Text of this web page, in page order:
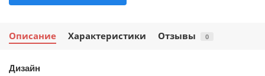
Описание Характеристики Отзывы 0
Дизайн